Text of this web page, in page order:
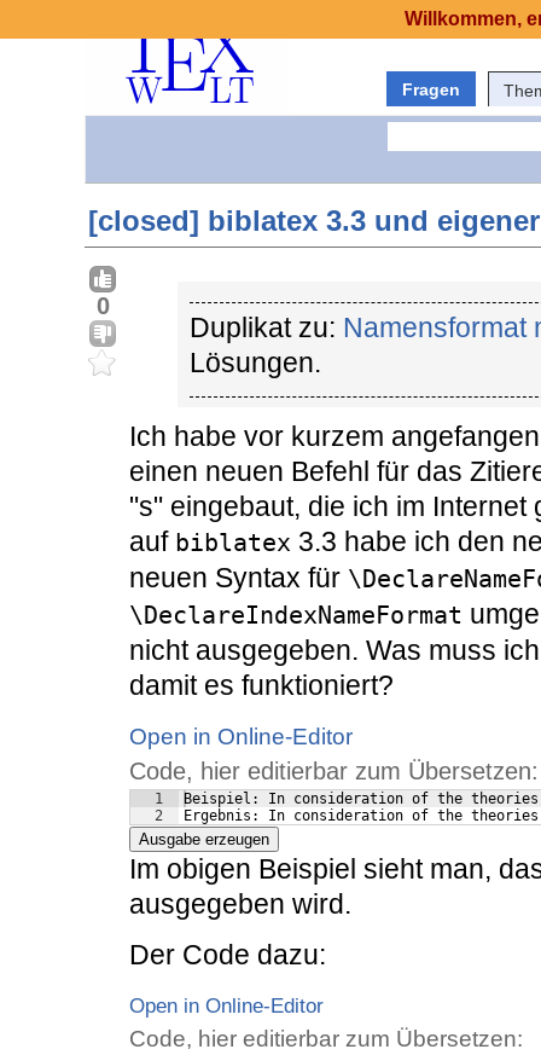
Fragen
[closed] biblatex 3.3 und
0
Duplikat zu: Namensformat
Lösungen.
Ich habe vor kurzem
einen neuen Befehl für das
"s" eingebaut, die ich im
auf biblatex 3.3 habe ich den
neuen Syntax für
\DeclareIndexNameFormat
nicht ausgegeben. Was muss
damit es funktioniert?
Open in Online-Editor
Code, hier editierbar zum Übersetzen:
1
2
Beispiel: In consideration of the
Ergebnis: In consideration of the
Ausgabe erzeugen
Im obigen Beispiel sieht man,
ausgegeben wird.
Der Code dazu:
Open in Online-Editor
Code, hier editierbar zum Übersetzen:
Willkommen,